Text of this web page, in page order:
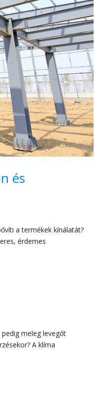
és
a termékek kínálatát?
érdemes
meleg levegőt
A klíma